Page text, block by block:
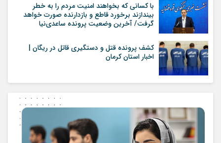
با کسانی که بخواهند امنیت مردم را به خطر
بیندازند برخورد قاطع و بازدارنده صورت خواهد
گرفت/ آخرین وضعیت پرونده ساعدی‌نیا
کشف پرونده قتل و دستگیری قاتل در ریگان |
اخبار استان کرمان